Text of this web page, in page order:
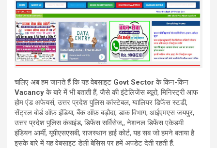
चलिए अब हम जानते हैं कि यह वेबसाइट Govt Sectorके किन-किन
Vacancyके बारे में भी बताती हैं, जैसे की इंटेलिजेंस ब्यूरो, मिनिस्ट्री आफ
होम एंड अफेयर्स, उत्तर प्रदेश पुलिस कांस्टेबल, ग्वालियर डिफेंस स्टडी,
सेंट्रल बोर्ड ऑफ़ इंडिया, बैंक ऑफ़ बड़ौदा, डाक विभाग, आईएमएस जयपुर,
उत्तर प्रदेश पुलिस कंबाइंड, डिफेंस सर्विसेज,, नेशनल डिफेंस एकेडमी
इंडियन आर्मी, यूपीएसएसबी, राजस्थान हाई कोर्ट, यह सब जो हमने बताया है
इसके बारे में यह वेबसाइट डेली बेसिस पर हमें अपडेट देती रहती हैं.